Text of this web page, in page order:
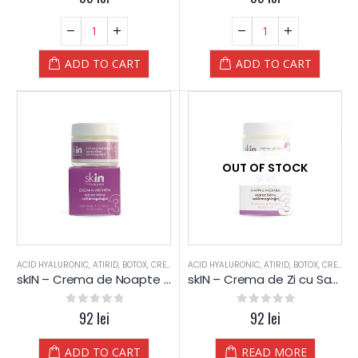
ADD TO CART ADD TO CART
ACID HYALURONIC, ATIRID, BOTOX, CREME HIDRATARE ,CREME SPECIALE ,PIELE SENSIBILA
skIN – Crema de Noapte cu Samburi de Struguri (ten uscat)
out of 5
92 lei
ADD TO CART
OUT OF STOCK
ACID HYALURONIC, ATIRID, BOTOX, CREME HIDRATARE
skIN – Crema de Zi cu Samburi de Struguri (ten uscat)
out of 5
92 lei
READ MORE